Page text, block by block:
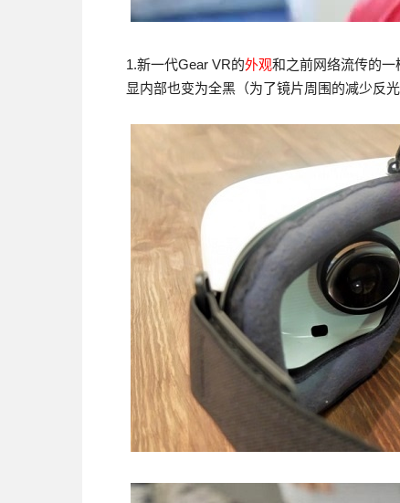
1.新一代Gear VR的外观和之前网络流传的
显内部也变为全黑（为了镜片周围的减少反光